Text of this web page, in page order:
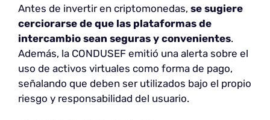
Antes de invertir en criptomonedas, se sugiere
cerciorarse de que las plataformas de
intercambio sean seguras y convenientes.
Además, la CONDUSEF emitió una alerta sobre el
uso de activos virtuales como forma de pago,
señalando que deben ser utilizados bajo el propio
riesgo y responsabilidad del usuario.